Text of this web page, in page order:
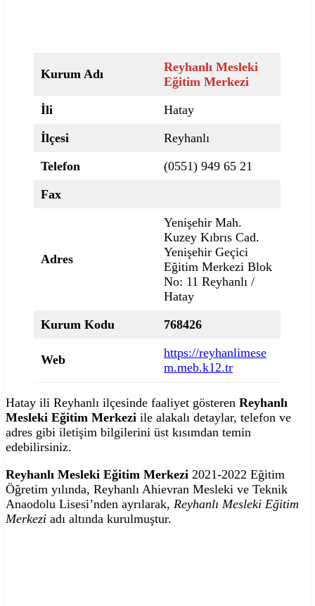
Kurum Adı
Reyhanlı Mesleki
Eğitim Merkezi
İli
Hatay
İlçesi
Reyhanlı
Telefon
(0551) 949 65 21
Fax
Adres
Yenişehir Mah.
Kuzey Kıbrıs Cad.
Yenişehir Geçici
Eğitim Merkezi Blok
No: 11 Reyhanlı /
Hatay
Kurum Kodu
768426
Web
https://reyhanlimese
m.meb.k12.tr
Hatay ili Reyhanlı ilçesinde faaliyet gösteren Reyhanlı
Mesleki Eğitim Merkezi ile alakalı detaylar, telefon ve
adres gibi iletişim bilgilerini üst kısımdan temin
edebilirsiniz.
Reyhanlı Mesleki Eğitim Merkezi 2021-2022 Eğitim
Öğretim yılında, Reyhanlı Ahievran Mesleki ve Teknik
Anaodolu Lisesi’nden ayrılarak, Reyhanlı Mesleki Eğitim
Merkezi adı altında kurulmuştur.